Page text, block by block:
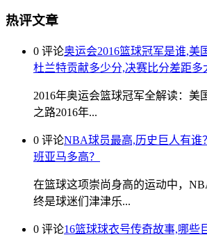
热评文章
0 评论奥运会2016篮球冠军是谁,美
杜兰特贡献多少分,决赛比分差距多
2016年奥运会篮球冠军全解读：美
之路2016年...
0 评论NBA球员最高,历史巨人有谁
班亚马多高？
在篮球这项崇尚身高的运动中，
终是球迷们津津乐...
0 评论16篮球球衣号传奇故事,哪些